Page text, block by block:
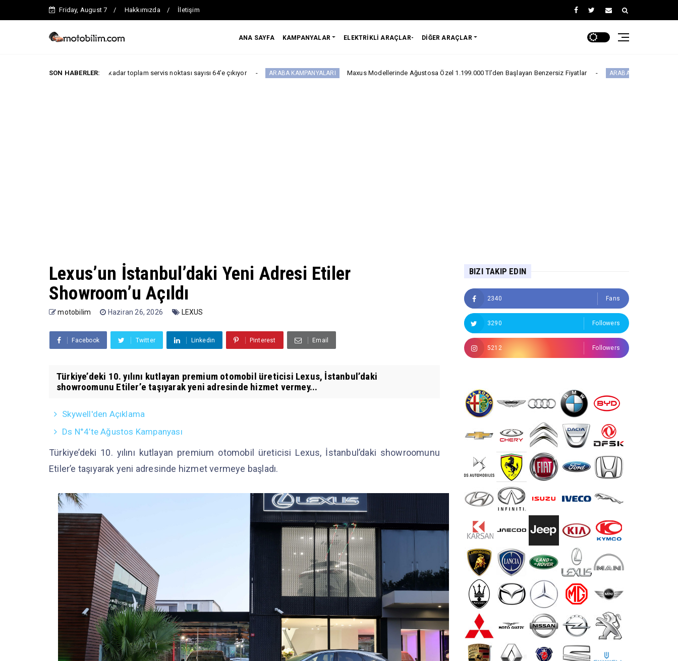
Friday, August 7 Hakkımızda İletişim
ANA SAYFA KAMPANYALAR ELEKTRİKLİ ARAÇLAR- DİĞER ARAÇLAR
SON HABERLER:
Togg Yıl sonuna kadar toplam servis noktası sayısı 64'e çıkıyor ARABA KAMPANYALARI Maxus Modellerinde Ağustosa Özel 1.199.000 Tl’den Başlayan Benzersiz Fiyatlar ARABA KAMPANYALARI
Lexus’un İstanbul’daki Yeni Adresi Etiler
Showroom’u Açıldı
motobilim Haziran 26, 2026 LEXUS
Facebook Twitter Linkedin Pinterest Email
Türkiye’deki 10. yılını kutlayan premium otomobil üreticisi Lexus, İstanbul’daki
showroomunu Etiler’e taşıyarak yeni adresinde hizmet vermey...
Skywell'den Açıklama
Ds N°4’te Ağustos Kampanyası
Türkiye’deki 10. yılını kutlayan premium otomobil üreticisi Lexus, İstanbul’daki showroomunu
Etiler’e taşıyarak yeni adresinde hizmet vermeye başladı.
BIZI TAKIP EDIN
2340 Fans
3290 Followers
5212 Followers